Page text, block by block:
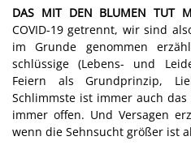
DAS MIT DEN BLUMEN TUT
COVID-19 getrennt, wir sind
im Grunde genommen
schlüssige (Lebens- und
Feiern als Grundprinzip,
Schlimmste ist immer auch
immer offen. Und Versagen
wenn die Sehnsucht größer ist